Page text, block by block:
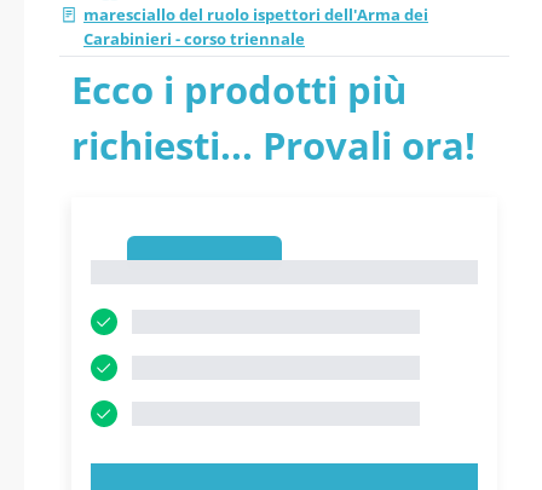
maresciallo del ruolo ispettori dell'Arma dei
Carabinieri - corso triennale
Ecco i prodotti più
richiesti... Provali ora!